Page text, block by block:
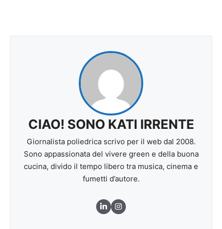
CIAO! SONO KATI IRRENTE
Giornalista poliedrica scrivo per il web dal 2008.
Sono appassionata del vivere green e della buona
cucina, divido il tempo libero tra musica, cinema e
fumetti d’autore.